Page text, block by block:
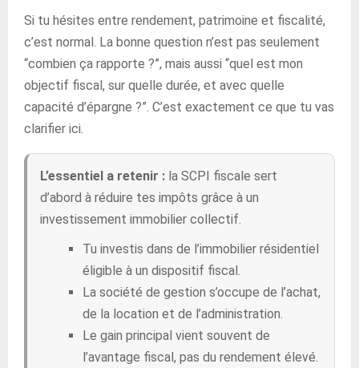
Si tu hésites entre rendement, patrimoine et fiscalité,
c’est normal. La bonne question n’est pas seulement
“combien ça rapporte ?”, mais aussi “quel est mon
objectif fiscal, sur quelle durée, et avec quelle
capacité d’épargne ?”. C’est exactement ce que tu vas
clarifier ici.
L’essentiel a retenir : la SCPI fiscale sert
d’abord à réduire tes impôts grâce à un
investissement immobilier collectif.
Tu investis dans de l’immobilier résidentiel
éligible à un dispositif fiscal.
La société de gestion s’occupe de l’achat,
de la location et de l’administration.
Le gain principal vient souvent de
l’avantage fiscal, pas du rendement élevé.